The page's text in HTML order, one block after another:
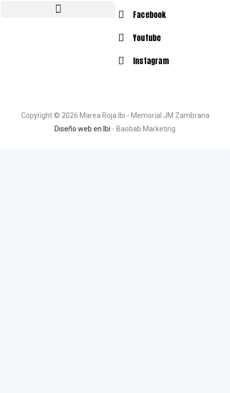
Facebook
Youtube
Instagram
Copyright © 2026 Marea Roja Ibi - Memorial JM Zambrana
Diseño web en Ibi - Baobab Marketing